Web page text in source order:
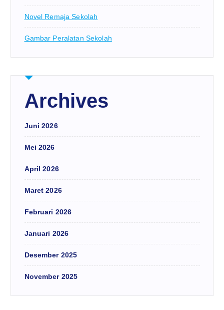
Novel Remaja Sekolah
Gambar Peralatan Sekolah
Archives
Juni 2026
Mei 2026
April 2026
Maret 2026
Februari 2026
Januari 2026
Desember 2025
November 2025